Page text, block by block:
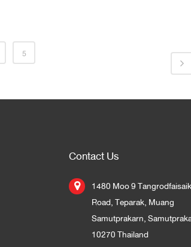
5
Contact Us
1480 Moo 9
Road, Teparak, Muang
Samutprakarn,
10270 Thailand